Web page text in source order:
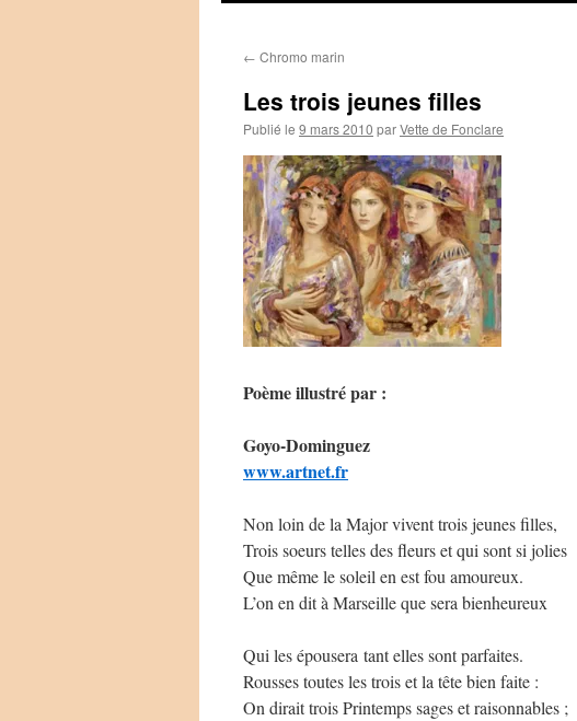
← Chromo marin
Les trois jeunes filles
Publié le 9 mars 2010 parVette de Fonclare
Poème illustré par :
Goyo-Dominguez
www.artnet.fr
Non loin de la Major vivent trois jeunes filles,
Trois soeurs telles des fleurs et qui sont si jolies
Que même le soleil en est fou amoureux.
L’on en dit à Marseille que sera bienheureux
Qui les épousera tant elles sont parfaites.
Rousses toutes les trois et la tête bien faite :
On dirait trois Printemps sages et raisonnables ;